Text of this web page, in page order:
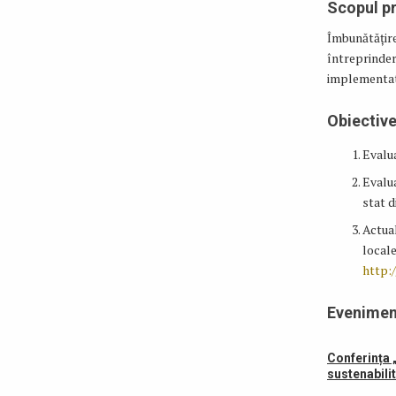
Scopul
stat
Conferința